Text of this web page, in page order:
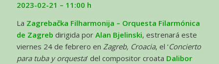
2023-02-21 – 11:00 h
La Zagrebačka Filharmonija – Orquesta Filarmónica
de Zagreb dirigida por Alan Bjelinski, estrenará este
viernes 24 de febrero en Zagreb, Croacia, el ‘Concierto
para tuba y orquesta’ del compositor croata Dalibor